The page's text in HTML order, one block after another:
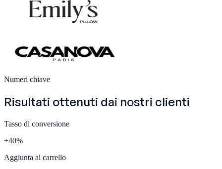
Numeri chiave
Risultati ottenuti dai nostri clienti
Tasso di conversione
+40%
Aggiunta al carrello